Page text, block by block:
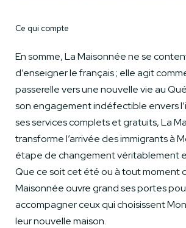
Ce qui compte
En somme, La Maisonnée ne se
d’enseigner le français ; elle agit
passerelle vers une nouvelle vie au
son engagement indéfectible envers
ses services complets et gratuits, La
transforme l’arrivée des immigrants à
étape de changement véritablement
Que ce soit cet été ou à tout moment
Maisonnée ouvre grand ses portes
accompagner ceux qui choisissent
leur nouvelle maison.